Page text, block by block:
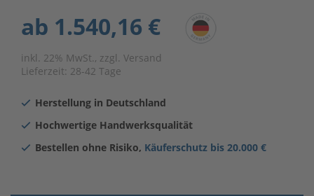
ab 1.540,16 €
inkl. 22% MwSt., zzgl. Versand
Lieferzeit: 28-42 Tage
Herstellung in Deutschland
Hochwertige Handwerksqualität
Bestellen ohne Risiko, Käuferschutz bis 20.000 €